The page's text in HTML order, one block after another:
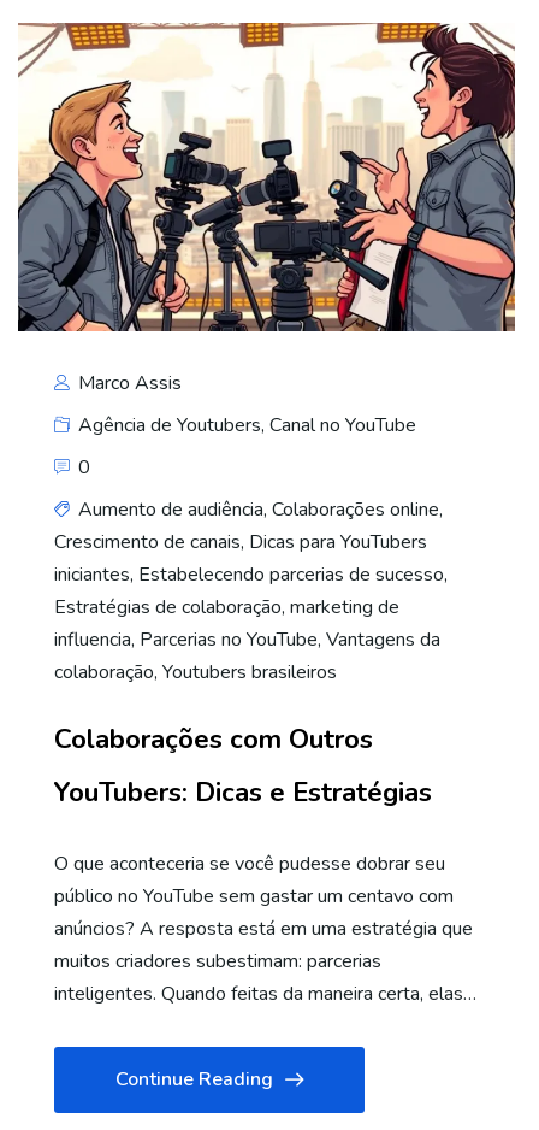
Marco Assis
Agência de Youtubers, Canal no YouTube
0
Aumento de audiência, Colaborações online,
Crescimento de canais, Dicas para YouTubers
iniciantes, Estabelecendo parcerias de sucesso,
Estratégias de colaboração, marketing de
influencia, Parcerias no YouTube, Vantagens da
colaboração, Youtubers brasileiros
Colaborações com Outros
YouTubers: Dicas e Estratégias
O que aconteceria se você pudesse dobrar seu
público no YouTube sem gastar um centavo com
anúncios? A resposta está em uma estratégia que
muitos criadores subestimam: parcerias
inteligentes. Quando feitas da maneira certa, elas…
Continue Reading